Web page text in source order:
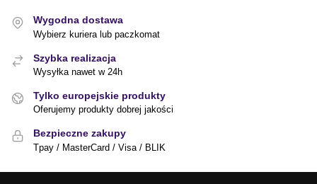
Wygodna dostawa
Wybierz kuriera lub paczkomat
Szybka realizacja
Wysyłka nawet w 24h
Tylko europejskie produkty
Oferujemy produkty dobrej jakości
Bezpieczne zakupy
Tpay / MasterCard / Visa / BLIK